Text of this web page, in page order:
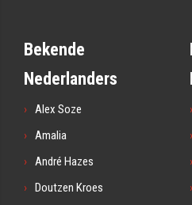
Bekende
Nederlanders
Alex Soze
Amalia
André Hazes
Doutzen Kroes